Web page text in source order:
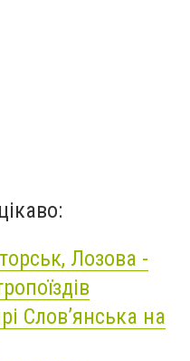
Лозова -
Слов’янська на